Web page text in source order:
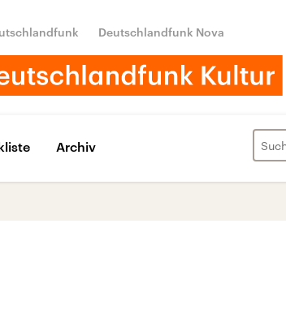
Deutschlandfunk Nova
Archiv